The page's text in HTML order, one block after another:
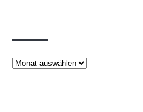
Beiträge